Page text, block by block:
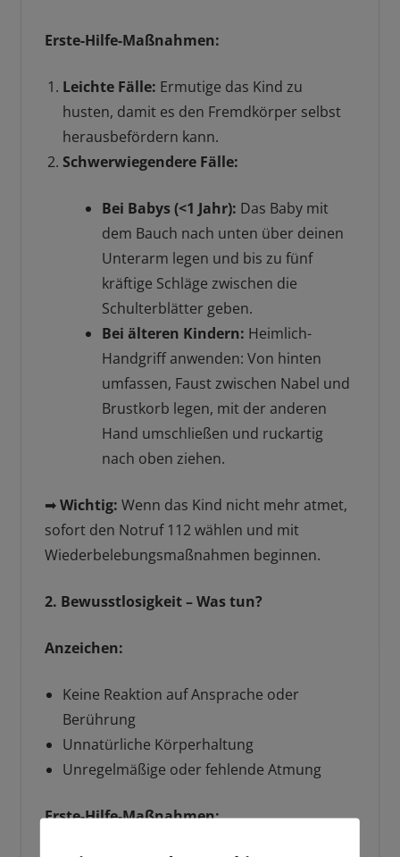
Erste-Hilfe-Maßnahmen:
Leichte Fälle: Ermutige das Kind zu
husten, damit es den Fremdkörper selbst
herausbefördern kann.
Schwerwiegendere Fälle:
Bei Babys (<1 Jahr): Das Baby mit
dem Bauch nach unten über deinen
Unterarm legen und bis zu fünf
kräftige Schläge zwischen die
Schulterblätter geben.
Bei älteren Kindern: Heimlich-
Handgriff anwenden: Von hinten
umfassen, Faust zwischen Nabel und
Brustkorb legen, mit der anderen
Hand umschließen und ruckartig
nach oben ziehen.
➡Wichtig: Wenn das Kind nicht mehr atmet,
sofort den Notruf 112 wählen und mit
Wiederbelebungsmaßnahmen beginnen.
2. Bewusstlosigkeit – Was tun?
Anzeichen:
Keine Reaktion auf Ansprache oder
Berührung
Unnatürliche Körperhaltung
Unregelmäßige oder fehlende Atmung
Erste-Hilfe-Maßnahmen: